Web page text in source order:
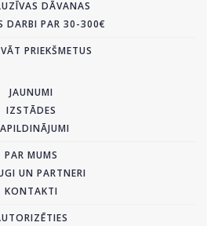
DĀVANAS
DARBI PAR 30-300€
PRIEKŠMETUS
JAUNUMI
IZSTĀDES
PAR MUMS
UN PARTNERI
KONTAKTI